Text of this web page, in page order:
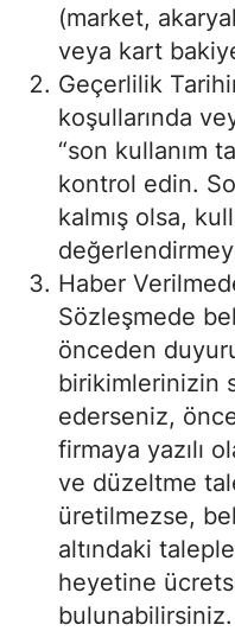
(market,
veya kart
Geçerlilik
koşullarında
“son kullanım
kontrol edin.
kalmış olsa,
Haber
Sözleşmede
önceden
birikimlerinizin
ederseniz,
firmaya yazılı
ve düzeltme
üretilmezse,
altındaki
heyetine
bulunabilirsiniz.